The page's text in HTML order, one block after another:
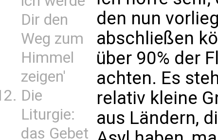
Dir den
Weg zum
Himmel
zeigen'
Die
Liturgie:
das Gebet
den nun
abschließen
über 90% der
achten. Es
relativ kleine
aus Ländern,